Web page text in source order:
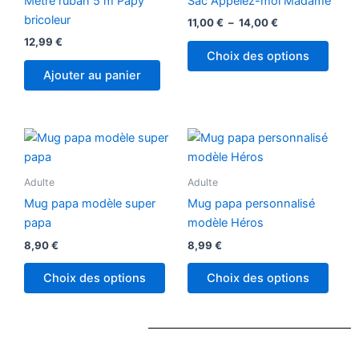
bricoleur
12,99 €
Ajouter au panier
11,00€ – 14,00€
Choix des options
Adulte
Mug papa modèle super
papa
8,90€
Choix des options
Adulte
Mug papa personnalisé
modèle Héros
8,99 €
Choix des options